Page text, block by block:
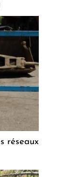
réseaux